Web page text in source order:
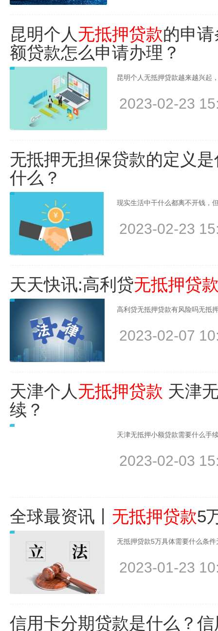
昆明个人 无抵押贷款的申
额贷款怎么申请办理？
昆明个人无抵押贷款越来越兴起
2023-02-23
无抵押无担保贷款的定义
什么？
现实生活中干什么都离不开钱，
2023-02-23
天天快讯:高利贷无抵押贷
高利贷无抵押贷款有风险吗无抵
2023-02-07
天津个人 无抵押贷款 天津
续？
天津无抵押小额贷款需要什么手
2023-02-03
全球最资讯丨 无抵押贷款5
无抵押贷款5万具体需要什么条
2023-01-23
信用卡分期贷款是什么？